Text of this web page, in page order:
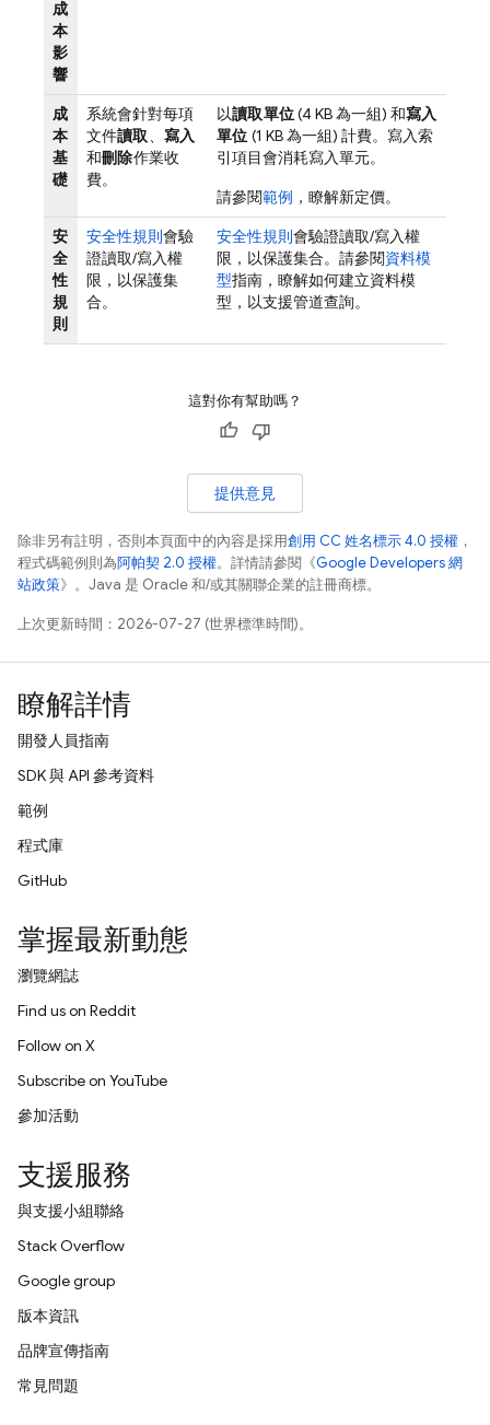
成
本
影
響
成
本
基
礎
系統會針對每項
文件讀取、 寫入
和刪除作業收
費。
以讀取單位(4 KB 為一組) 和寫入
單位 (1 KB 為一組) 計費。寫入索
引項目會消耗寫入單元。
請參閱範例 ，瞭解新定價。
安
全
性
規
則
安全性規則會驗
證讀取/寫入權
限，以保護集
合。
安全性規則會驗證讀取/寫入權
限，以保護集合。請參閱資料模
型指南，瞭解如何建立資料模
型，以支援管道查詢。
這對你有幫助嗎？
提供意見
除非另有註明，否則本頁面中的內容是採用創用 CC 姓名標示 4.0 授權 ，
程式碼範例則為阿帕契 2.0 授權。詳情請參閱《Google Developers 網
站政策》。Java 是 Oracle 和/或其關聯企業的註冊商標。
上次更新時間：2026-07-27 (世界標準時間)。
瞭解詳情
開發人員指南
SDK 與 API 參考資料
範例
程式庫
GitHub
掌握最新動態
瀏覽網誌
Find us on Reddit
Follow on X
Subscribe on YouTube
參加活動
支援服務
與支援小組聯絡
Stack Overflow
Google group
版本資訊
品牌宣傳指南
常見問題